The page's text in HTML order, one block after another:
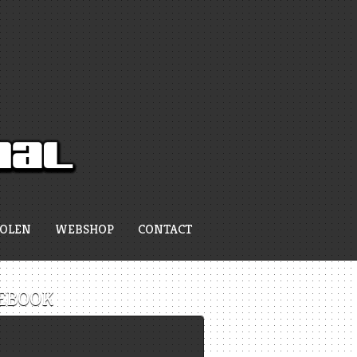
WEBSHOP CONTACT